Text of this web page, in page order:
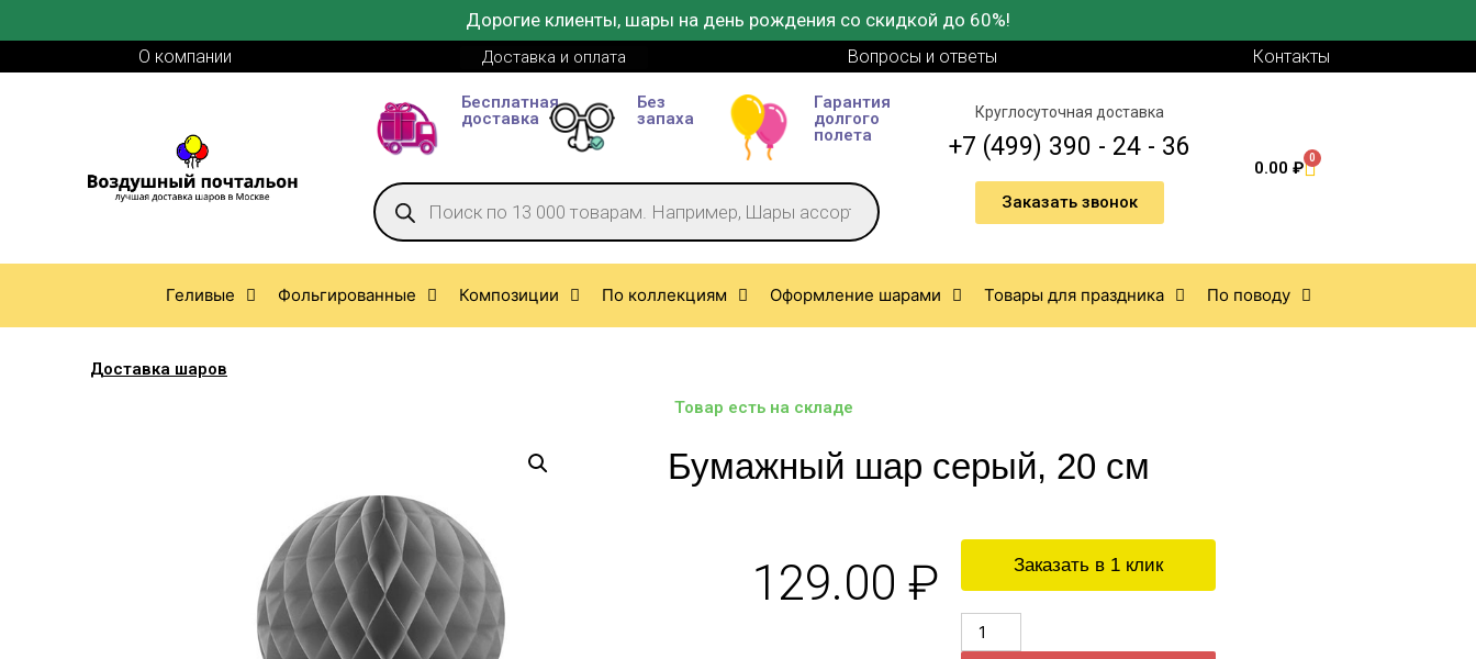
Дорогие клиенты, шары на день рождения со скидкой до 60%!
О компании Доставка и оплата Вопросы и ответы Контакты
Бесплатная
доставка
Без
запаха
Гарантия
долгого
полета
Круглосуточная доставка
+7 (499) 390 - 24 - 36
Заказать звонок
0.00₽ 0
Геливые Фольгированные Композиции По коллекциям Оформление шарами Товары для праздника По поводу
Доставка шаров
Товар есть на складе
Бумажный шар серый, 20 см
129.00₽ Заказать в 1 клик